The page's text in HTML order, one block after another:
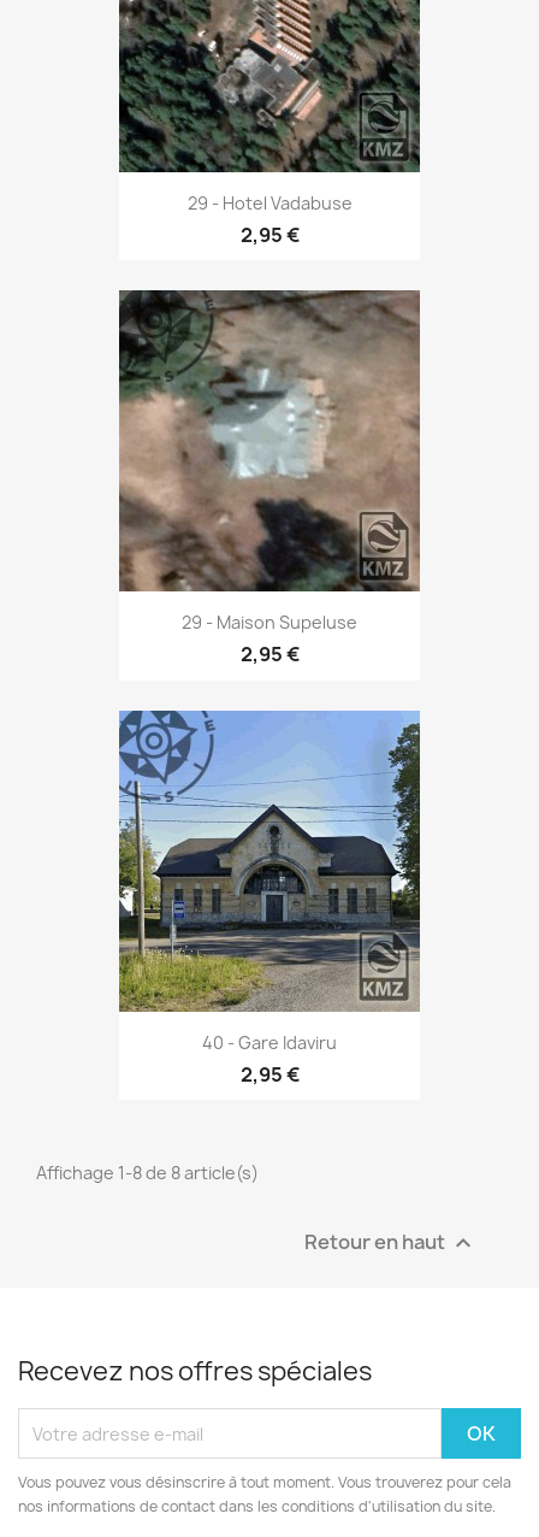
29 - Hotel Vadabuse
2,95 €
29 - Maison Supeluse
2,95 €
40 - Gare Idaviru
2,95 €
Affichage 1-8 de 8 article(s)
Retour en haut 
Recevez nos offres spéciales
Vous pouvez vous désinscrire à tout moment. Vous trouverez pour cela
nos informations de contact dans les conditions d'utilisation du site.